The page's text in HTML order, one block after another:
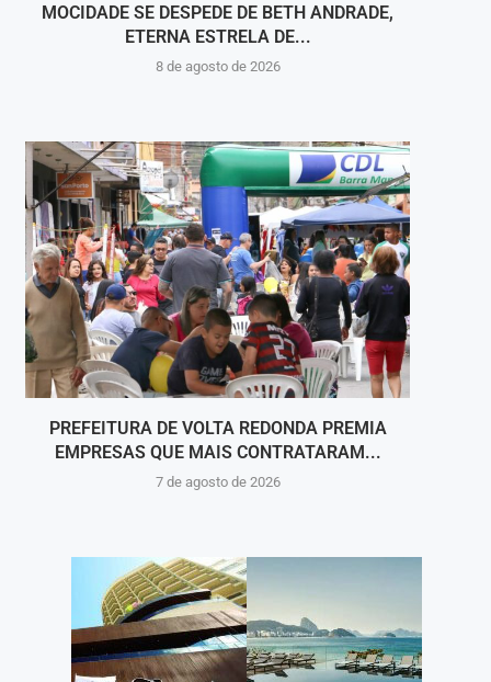
MOCIDADE SE DESPEDE DE BETH ANDRADE,
ETERNA ESTRELA DE...
8 de agosto de 2026
PREFEITURA DE VOLTA REDONDA PREMIA
EMPRESAS QUE MAIS CONTRATARAM...
7 de agosto de 2026